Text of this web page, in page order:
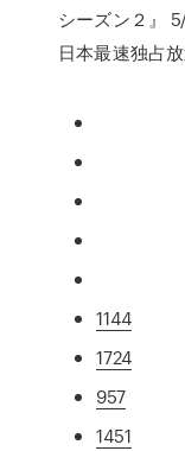
シーズン２』
日本最速独占放
1144
1724
957
1451